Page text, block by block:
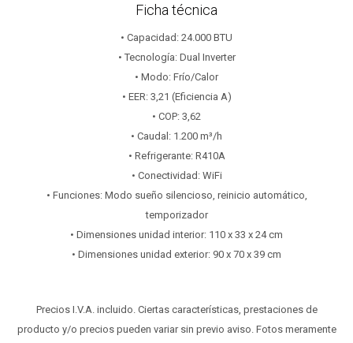
Ficha técnica
• Capacidad: 24.000 BTU
• Tecnología: Dual Inverter
• Modo: Frío/Calor
• EER: 3,21 (Eficiencia A)
• COP: 3,62
• Caudal: 1.200 m³/h
• Refrigerante: R410A
• Conectividad: WiFi
• Funciones: Modo sueño silencioso, reinicio automático,
temporizador
• Dimensiones unidad interior: 110 x 33 x 24 cm
• Dimensiones unidad exterior: 90 x 70 x 39 cm
Precios I.V.A. incluido. Ciertas características, prestaciones de
producto y/o precios pueden variar sin previo aviso. Fotos meramente